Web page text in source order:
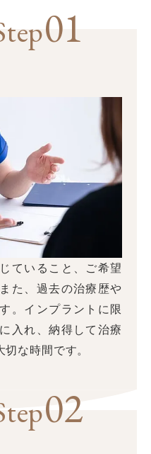
01
ていること、ご希望
た、過去の治療歴や
。インプラントに限
入れ、納得して治療
な時間です。
02